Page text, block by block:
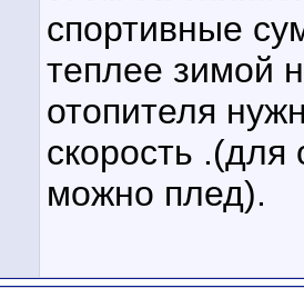
спортивные
теплее зимой
отопителя
скорость
можно плед).